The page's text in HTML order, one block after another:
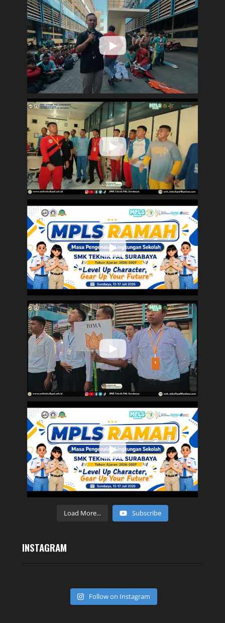
Load More... Subscribe
INSTAGRAM
Follow on Instagram